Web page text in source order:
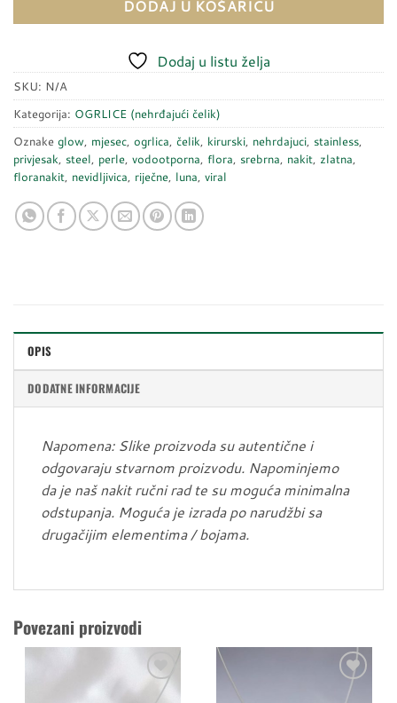
DODAJ U KOŠARICU
Dodaj u listu želja
SKU: N/A
Kategorija: OGRLICE (nehrđajući čelik)
Oznake glow, mjesec, ogrlica, čelik, kirurski, nehrdajuci, stainless,
privjesak, steel, perle, vodootporna, flora, srebrna, nakit, zlatna,
floranakit, nevidljivica, riječne, luna, viral
OPIS
DODATNE INFORMACIJE
Napomena: Slike proizvoda su autentične i
odgovaraju stvarnom proizvodu. Napominjemo
da je naš nakit ručni rad te su moguća minimalna
odstupanja. Moguća je izrada po narudžbi sa
drugačijim elementima / bojama.
Povezani proizvodi
Dodaj
Dodaj